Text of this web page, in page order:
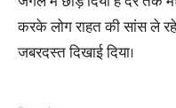
करके लोग राहत की सांस ले
जबरदस्त दिखाई दिया।